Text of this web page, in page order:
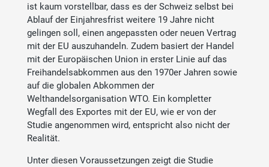
ist kaum vorstellbar, dass es der Schweiz selbst bei
Ablauf der Einjahresfrist weitere 19 Jahre nicht
gelingen soll, einen angepassten oder neuen Vertrag
mit der EU auszuhandeln. Zudem basiert der Handel
mit der Europäischen Union in erster Linie auf das
Freihandelsabkommen aus den 1970er Jahren sowie
auf die globalen Abkommen der
Welthandelsorganisation WTO. Ein kompletter
Wegfall des Exportes mit der EU, wie er von der
Studie angenommen wird, entspricht also nicht der
Realität.
Unter diesen Voraussetzungen zeigt die Studie